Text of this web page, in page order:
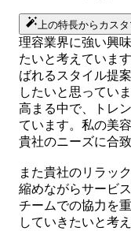
上の特長からカス
理容業界に強い興
たいと考えていま
ばれるスタイル提
したいと思ってい
高まる中で、トレ
ています。私の美
貴社のニーズに合
また貴社のリラッ
縮めながらサービ
チームでの協力を
していきたいと考